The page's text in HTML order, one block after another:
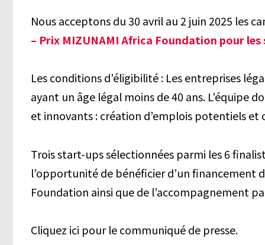
Nous acceptons du 30 avril au 2 juin 2025 les
– Prix MIZUNAMI Africa Foundation pour
Les conditions d’éligibilité : Les entreprises
ayant un âge légal moins de 40 ans. L’équipe
et innovants : création d’emplois potentiels et
Trois start-ups sélectionnées parmi les 6
l’opportunité de bénéficier d’un financement
Foundation ainsi que de l’accompagnement
Cliquez ici pour le communiqué de presse.